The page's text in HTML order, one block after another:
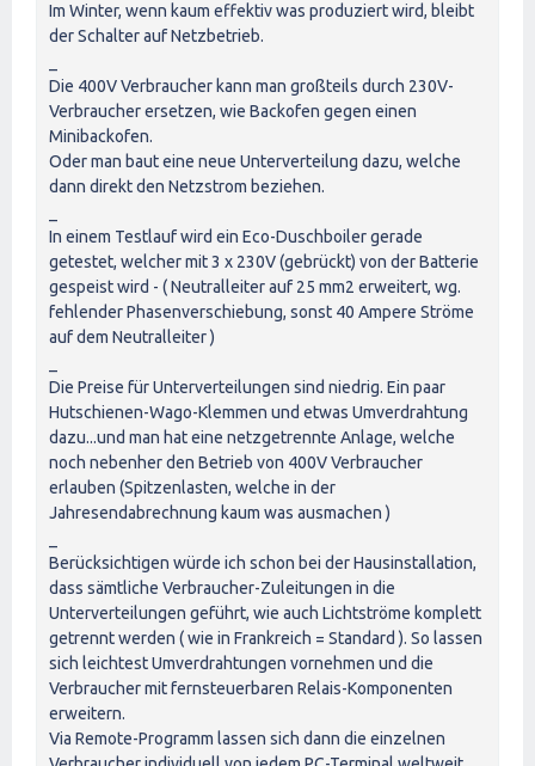
Im Winter, wenn kaum effektiv was produziert wird, bleibt
der Schalter auf Netzbetrieb.
Die 400V Verbraucher kann man großteils durch 230V-
Verbraucher ersetzen, wie Backofen gegen einen
Minibackofen.
Oder man baut eine neue Unterverteilung dazu, welche
dann direkt den Netzstrom beziehen.
In einem Testlauf wird ein Eco-Duschboiler gerade
getestet, welcher mit 3 x 230V (gebrückt) von der Batterie
gespeist wird - ( Neutralleiter auf 25 mm2 erweitert, wg.
fehlender Phasenverschiebung, sonst 40 Ampere Ströme
auf dem Neutralleiter )
Die Preise für Unterverteilungen sind niedrig. Ein paar
Hutschienen-Wago-Klemmen und etwas Umverdrahtung
dazu...und man hat eine netzgetrennte Anlage, welche
noch nebenher den Betrieb von 400V Verbraucher
erlauben (Spitzenlasten, welche in der
Jahresendabrechnung kaum was ausmachen )
Berücksichtigen würde ich schon bei der Hausinstallation,
dass sämtliche Verbraucher-Zuleitungen in die
Unterverteilungen geführt, wie auch Lichtströme komplett
getrennt werden ( wie in Frankreich = Standard ). So lassen
sich leichtest Umverdrahtungen vornehmen und die
Verbraucher mit fernsteuerbaren Relais-Komponenten
erweitern.
Via Remote-Programm lassen sich dann die einzelnen